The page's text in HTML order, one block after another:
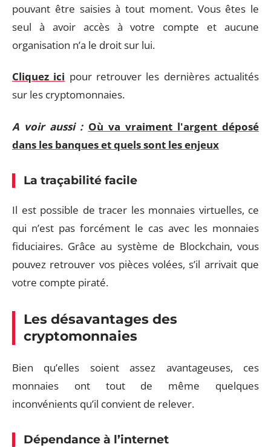
pouvant être saisies à tout moment. Vous êtes le
seul à avoir accès à votre compte et aucune
organisation n’a le droit sur lui.
Cliquez ici pour retrouver les dernières actualités
sur les cryptomonnaies.
A voir aussi : Où va vraiment l'argent déposé
dans les banques et quels sont les enjeux
La traçabilité facile
Il est possible de tracer les monnaies virtuelles, ce
qui n’est pas forcément le cas avec les monnaies
fiduciaires. Grâce au système de Blockchain, vous
pouvez retrouver vos pièces volées, s’il arrivait que
votre compte piraté.
Les désavantages des
cryptomonnaies
Bien qu’elles soient assez avantageuses, ces
monnaies ont tout de même quelques
inconvénients qu’il convient de relever.
Dépendance à l’internet